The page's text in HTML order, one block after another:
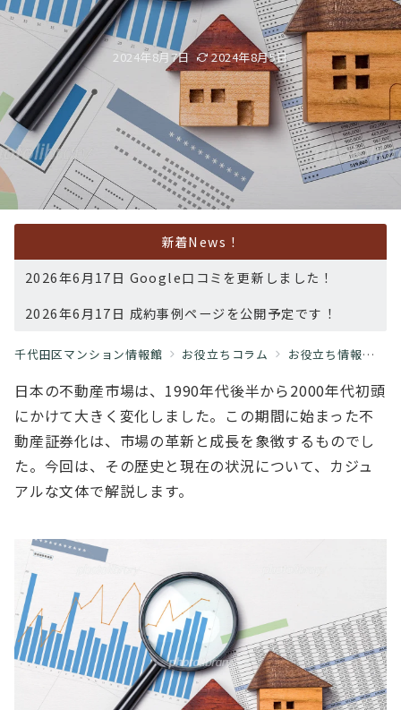
2024年8月7日 2024年8月5日
新着News！
2026年6月17日 Google口コミを更新しました！
2026年6月17日 成約事例ページを公開予定です！
千代田区マンション情報館 お役立ちコラム お役立ち情報
日本の不動産市場は、1990年代後半から2000年代初頭
にかけて大きく変化しました。この期間に始まった不
動産証券化は、市場の革新と成長を象徴するものでし
た。今回は、その歴史と現在の状況について、カジュ
アルな文体で解説します。